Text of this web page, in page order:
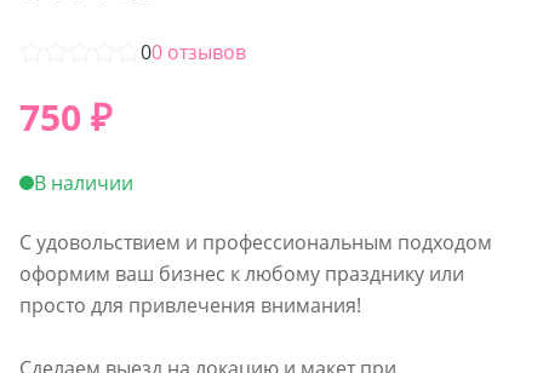
00 отзывов
750 ₽
В наличии
С удовольствием и профессиональным подходом
оформим ваш бизнес к любому празднику или
просто для привлечения внимания!